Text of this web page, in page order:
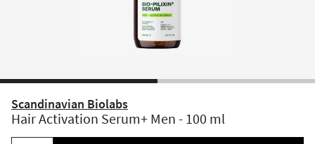
Scandinavian Biolabs
Hair Activation Serum+ Men - 100 ml